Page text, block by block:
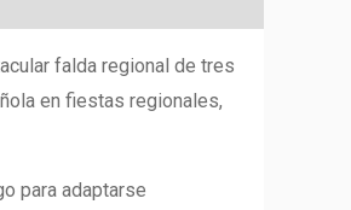
falda regional de tres
en fiestas regionales,
para adaptarse